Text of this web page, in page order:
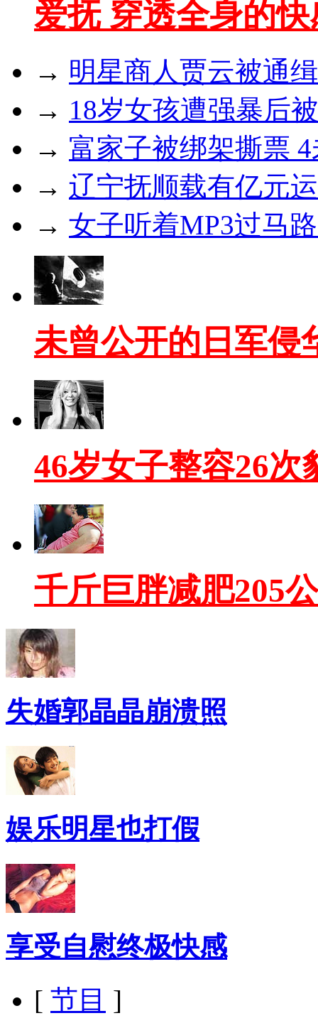
爱抚 穿透全身的
→ 明星商人贾云被通
→ 18岁女孩遭强暴后
→ 富家子被绑架撕票
→ 辽宁抚顺载有亿元
→ 女子听着MP3过马
未曾公开的日军侵
46岁女子整容26次
千斤巨胖减肥205
失婚郭晶晶崩溃照
娱乐明星也打假
享受自慰终极快感
[ 节目 ]